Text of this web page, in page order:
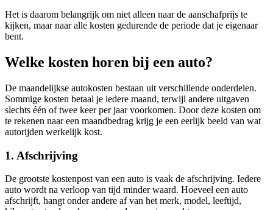
Het is daarom belangrijk om niet alleen naar de aanschafprijs te
kijken, maar naar alle kosten gedurende de periode dat je eigenaar
bent.
Welke kosten horen bij een auto?
De maandelijkse autokosten bestaan uit verschillende onderdelen.
Sommige kosten betaal je iedere maand, terwijl andere uitgaven
slechts één of twee keer per jaar voorkomen. Door deze kosten om
te rekenen naar een maandbedrag krijg je een eerlijk beeld van wat
autorijden werkelijk kost.
1. Afschrijving
De grootste kostenpost van een auto is vaak de afschrijving. Iedere
auto wordt na verloop van tijd minder waard. Hoeveel een auto
afschrijft, hangt onder andere af van het merk, model, leeftijd,